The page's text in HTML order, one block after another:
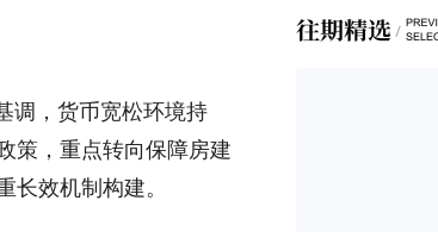
调，货币宽松环境持
策，重点转向保障房建
效机制构建。